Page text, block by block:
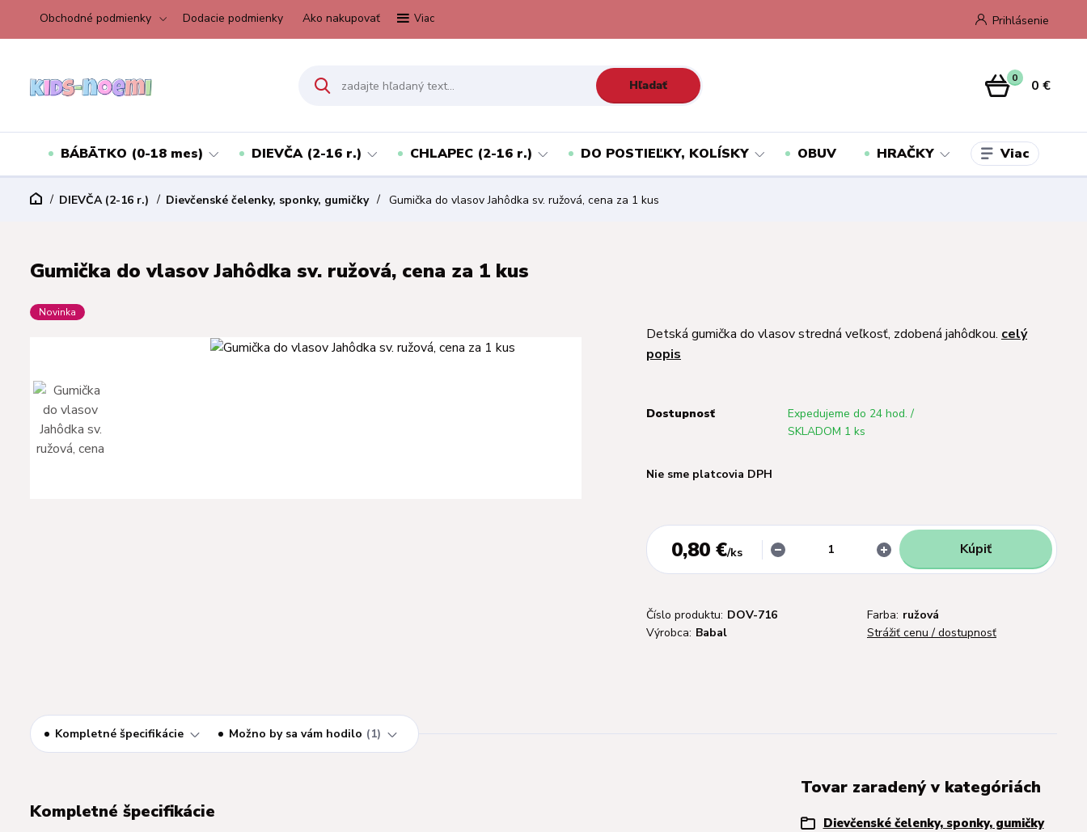
Obchodné podmienky Dodacie podmienky Ako nakupovať Viac Prihlásenie
Hľadať 0 0 €
BÁBÄTKO (0-18 mes) DIEVČA (2-16 r.) CHLAPEC (2-16 r.) DO POSTIEĽKY, KOLÍSKY OBUV HRAČKY Viac
DIEVČA (2-16 r.) Dievčenské čelenky, sponky, gumičky Gumička do vlasov Jahôdka sv. ružová, cena za 1 kus
Gumička do vlasov Jahôdka sv. ružová, cena za 1 kus
Novinka
Detská gumička do vlasov stredná veľkosť, zdobená jahôdkou. celý
popis
Dostupnosť
Expedujeme do 24 hod. /
SKLADOM 1 ks
Nie sme platcovia DPH
0,80 €/ks Kúpiť
Číslo produktu: DOV-716 Farba: ružová
Výrobca: Babal Strážiť cenu / dostupnosť
Kompletné špecifikácie Možno by sa vám hodilo 1
Kompletné špecifikácie
Tovar zaradený v kategóriách
Dievčenské čelenky, sponky, gumičky